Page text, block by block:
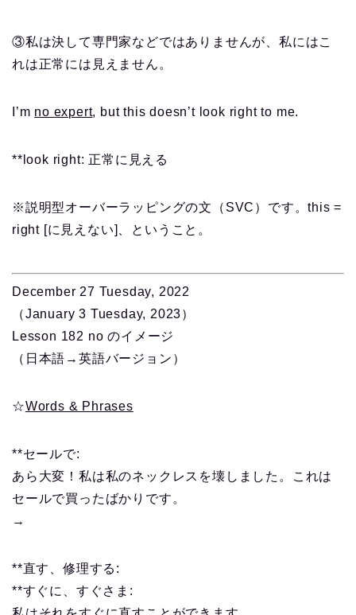
③私は決して専門家などではありませんが、私にはこ
れは正常には見えません。
I’m no expert, but this doesn’t look right to me.
**look right: 正常に見える
※説明型オーバーラッピングの文（SVC）です。this =
right [に見えない]、ということ。
December 27 Tuesday, 2022
（January 3 Tuesday, 2023）
Lesson 182 no のイメージ
（日本語→英語バージョン）
☆Words & Phrases
**セールで:
あら大変！私は私のネックレスを壊しました。これは
セールで買ったばかりです。
→
**直す、修理する:
**すぐに、すぐさま: